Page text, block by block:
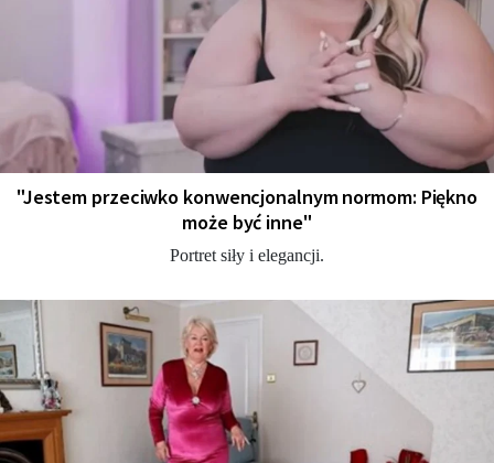
"Jestem przeciwko konwencjonalnym normom: Piękno
może być inne"
Portret siły i elegancji.